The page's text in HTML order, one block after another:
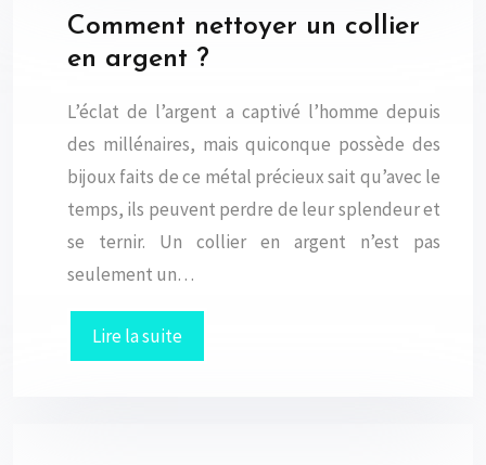
Comment nettoyer un collier
en argent ?
L’éclat de l’argent a captivé l’homme depuis
des millénaires, mais quiconque possède des
bijoux faits de ce métal précieux sait qu’avec le
temps, ils peuvent perdre de leur splendeur et
se ternir. Un collier en argent n’est pas
seulement un…
Lire la suite